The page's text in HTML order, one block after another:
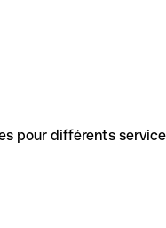
pour différents